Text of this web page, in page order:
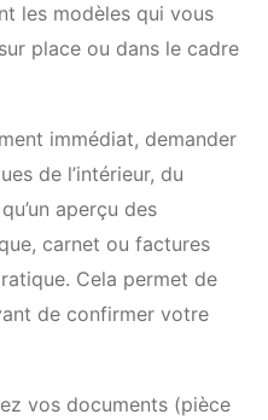
les modèles qui vous
place ou dans le cadre
immédiat, demander
de l’intérieur, du
aperçu des
carnet ou factures
Cela permet de
de confirmer votre
vos documents (pièce